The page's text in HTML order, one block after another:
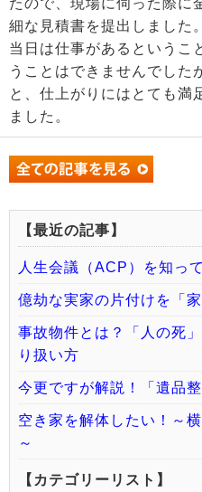
たので、現場に伺った際に
細な見積書を提出しました。
当日は仕事があるというこ
うことはできませんでした
と、仕上がりにはとても満
ました。
【最近の記事】
人生会議（ACP）を知っ
億劫な実家の片付けを「
事故物件とは？「人の死
り扱い方
今更ですが解説！「遺品
空き家を解体したい！～
～
【カテゴリーリスト】